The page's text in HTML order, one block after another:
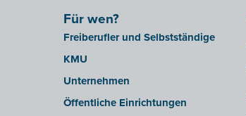
Für wen?
Freiberufler und Selbstständige
KMU
Unternehmen
Öffentliche Einrichtungen